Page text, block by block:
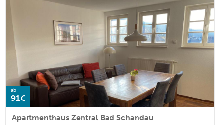
ab
91€
Apartmenthaus Zentral Bad Schandau